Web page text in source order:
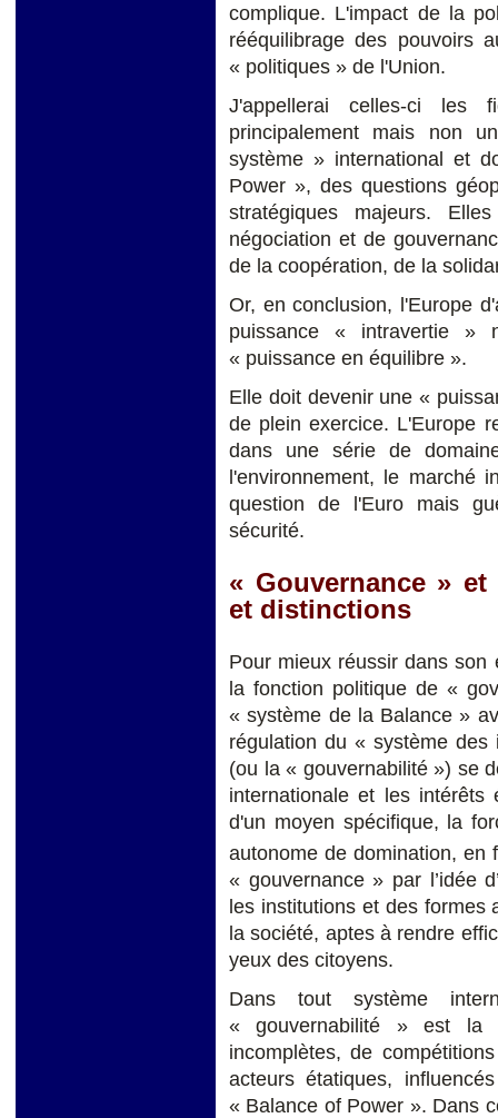
complique. L'impact de la
rééquilibrage des pouvoirs
« politiques » de l'Union.
J'appellerai celles-ci les
principalement mais non
système » international et
Power », des questions
stratégiques majeurs.
négociation et de
de la coopération, de la
Or, en conclusion, l'Europe
puissance « intravertie
« puissance en équilibre ».
Elle doit devenir une «
de plein exercice. L'Europe
dans une série de
l'environnement, le marché
question de l'Euro mais
sécurité.
« Gouvernance »
et distinctions
Pour mieux réussir dans son
la fonction politique de «
« système de la Balance »
régulation du « système
(ou la « gouvernabilité ») se
internationale et les
d'un moyen spécifique, la
autonome de domination, en
« gouvernance » par l’idée
les institutions et des formes
la société, aptes à rendre
yeux des citoyens.
Dans tout système
« gouvernabilité » est la
incomplètes, de
acteurs étatiques,
« Balance of Power ». Dans